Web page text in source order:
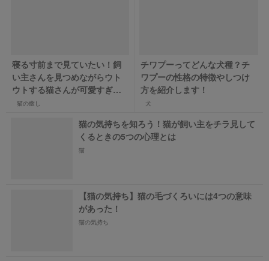
寝る寸前まで見ていたい！飼
い主さんを見つめながらウト
ウトする猫さんが可愛すぎる
【バズ部】
猫の癒し
チワプーってどんな犬種？チ
ワプーの性格の特徴やしつけ
方を紹介します！
犬
猫の気持ちを知ろう！猫が飼い主をチラ見して
くるときの5つの心理とは
猫
【猫の気持ち】猫の毛づくろいには4つの意味
があった！
猫の気持ち